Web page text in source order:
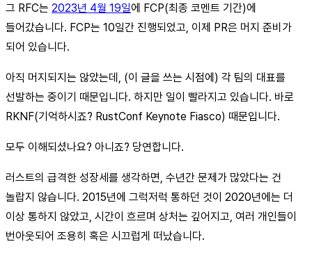
그 RFC는 2023년 4월 19일에 FCP(최종 코멘트 기간)에
들어갔습니다. FCP는 10일간 진행되었고, 이제 PR은 머지 준비가
되어 있습니다.
아직 머지되지는 않았는데, (이 글을 쓰는 시점에) 각 팀의 대표를
선발하는 중이기 때문입니다. 하지만 일이 빨라지고 있습니다. 바로
RKNF(기억하시죠? RustConf Keynote Fiasco) 때문입니다.
모두 이해되셨나요? 아니죠? 당연합니다.
러스트의 급격한 성장세를 생각하면, 수년간 문제가 많았다는 건
놀랍지 않습니다. 2015년에 그럭저럭 통하던 것이 2020년에는 더
이상 통하지 않았고, 시간이 흐르며 상처는 깊어지고, 여러 개인들이
번아웃되어 조용히 혹은 시끄럽게 떠났습니다.